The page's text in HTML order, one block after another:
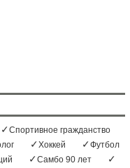
Спортивное гражданство
Хоккей
Футбол
Самбо 90 лет